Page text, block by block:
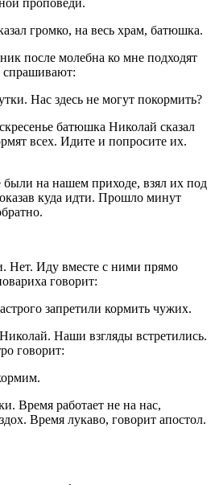
громко, на весь храм, батюшка.
после молебна ко мне подходят
спрашивают:
Нас здесь не могут покормить?
батюшка Николай сказал
всех. Идите и попросите их.
были на нашем приходе, взял их под
куда идти. Прошло минут
Нет. Иду вместе с ними прямо
говорит:
запретили кормить чужих.
Наши взгляды встретились.
говорит:
Время работает не на нас,
Время лукаво, говорит апостол.